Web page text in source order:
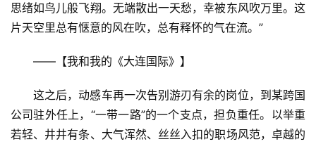
思绪如鸟儿般飞翔。无端散出一天愁，幸被东风吹万里。这
片天空里总有惬意的风在吹，总有释怀的气在流。”
——【我和我的《大连国际》】
这之后，动感车再一次告别游刃有余的岗位，到某跨国
公司驻外任上，“一带一路”的一个支点，担负重任。以举重
若轻、井井有条、大气浑然、丝丝入扣的职场风范，卓越的